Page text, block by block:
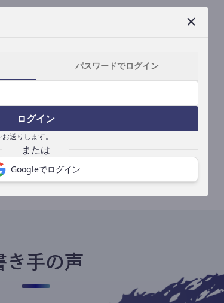
パスワードでログイン
ログイン
送りします。
Googleでログイン
なつなつ（化粧品・皮膚科学の研究者）
ｺｯｶﾗSaaS
書き手になる
き手の声